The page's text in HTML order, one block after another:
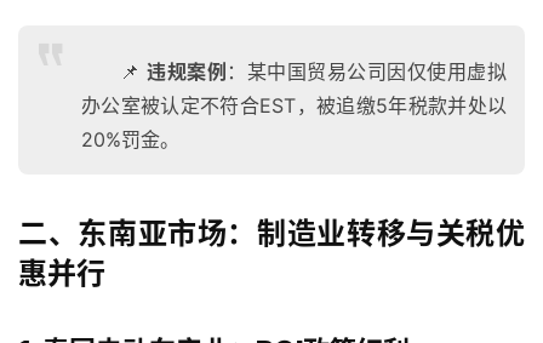
📌违规案例 ：某中国贸易公司因仅使用虚拟
办公室被认定不符合EST，被追缴5年税款并处以
20%罚金。
二、东南亚市场：制造业转移与关税优
惠并行